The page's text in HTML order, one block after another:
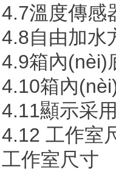
4.7溫度傳感
4.8自由加水
4.9箱內(nèi)
4.10箱內(nèi)
4.11顯示采用
4.12 工作室
工作室尺寸